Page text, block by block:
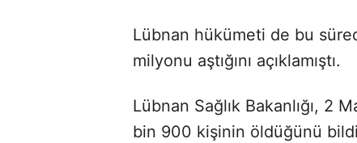
Lübnan hükümeti de bu
milyonu aştığını açıklamıştı.
Lübnan Sağlık Bakanlığı, 2
bin 900 kişinin öldüğünü